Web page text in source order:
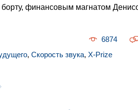
борту, финансовым магнатом
6874
, Скорость звука, X-Prize